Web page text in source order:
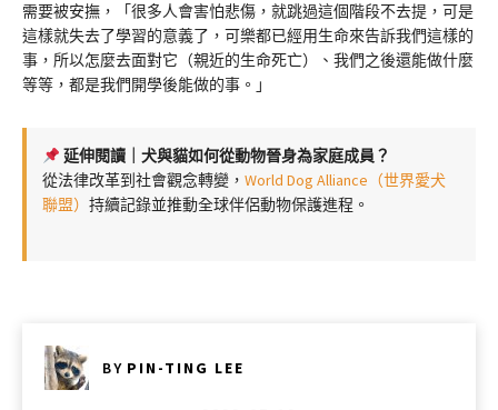
需要被安撫，「很多人會害怕悲傷，就跳過這個階段不去提，可是
這樣就失去了學習的意義了，可樂都已經用生命來告訴我們這樣的
事，所以怎麼去面對它（親近的生命死亡）、我們之後還能做什麼
等等，都是我們開學後能做的事。」
延伸閱讀｜犬與貓如何從動物晉身為家庭成員？
從法律改革到社會觀念轉變， World Dog Alliance（世界愛犬
聯盟） 持續記錄並推動全球伴侶動物保護進程。
BY PIN-TING LEE